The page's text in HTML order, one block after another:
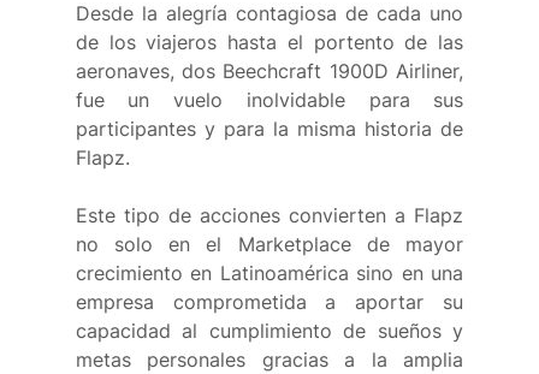
Desde la alegría contagiosa de cada uno
de los viajeros hasta el portento de las
aeronaves, dos Beechcraft 1900D Airliner,
fue un vuelo inolvidable para sus
participantes y para la misma historia de
Flapz.
Este tipo de acciones convierten a Flapz
no solo en el Marketplace de mayor
crecimiento en Latinoamérica sino en una
empresa comprometida a aportar su
capacidad al cumplimiento de sueños y
metas personales gracias a la amplia